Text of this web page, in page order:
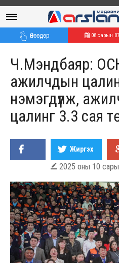
Өнөөдөр 08 сарын 07
Ч.Мэндбаяр:
ажилчдын
нэмэгдүүлж,
цалинг 3.3 сая
Жиргэх
 2025 оны 10